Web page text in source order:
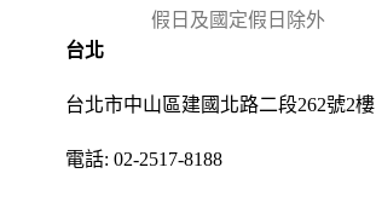
假日及國定假日除外
台北
台北市中山區建國北路二段262號2樓
電話:02-2517-8188